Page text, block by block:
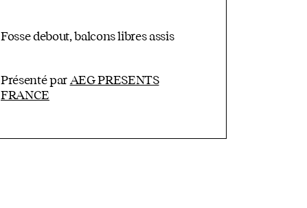
Fosse debout, balcons libres assis
Présenté par AEG PRESENTS
FRANCE